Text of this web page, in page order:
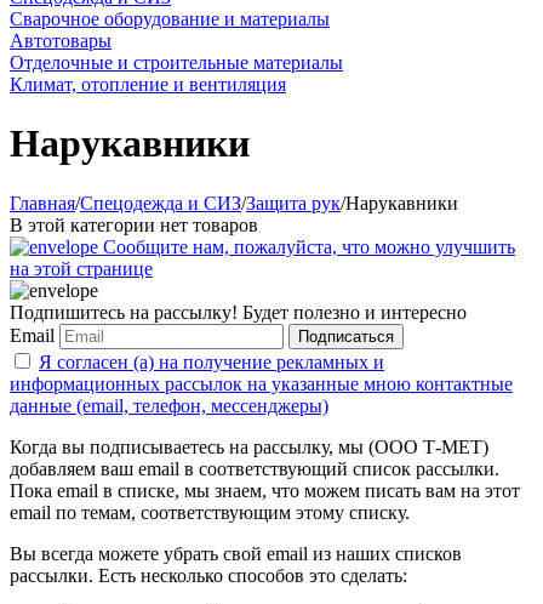
Сварочное оборудование и материалы
Автотовары
Отделочные и строительные материалы
Климат, отопление и вентиляция
Нарукавники
Главная/Спецодежда и СИЗ/Защита рук/Нарукавники
В этой категории нет товаров
Сообщите нам, пожалуйста, что можно улучшить
на этой странице
Подпишитесь на рассылку! Будет полезно и интересно
Email
Подписаться
Я согласен (а) на получение рекламных и
информационных рассылок на указанные мною контактные
данные (email, телефон, мессенджеры)
Когда вы подписываетесь на рассылку, мы (ООО Т-МЕТ)
добавляем ваш email в соответствующий список рассылки.
Пока email в списке, мы знаем, что можем писать вам на этот
email по темам, соответствующим этому списку.
Вы всегда можете убрать свой email из наших списков
рассылки. Есть несколько способов это сделать: